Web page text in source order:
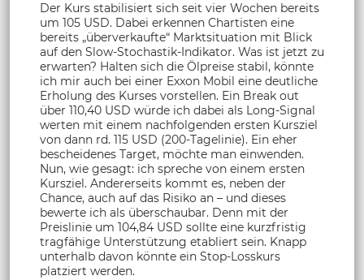
Der Kurs stabilisiert sich seit vier Wochen bereits
um 105 USD. Dabei erkennen Chartisten eine
bereits „überverkaufte“ Marktsituation mit Blick
auf den Slow-Stochastik-Indikator. Was ist jetzt zu
erwarten? Halten sich die Ölpreise stabil, könnte
ich mir auch bei einer Exxon Mobil eine deutliche
Erholung des Kurses vorstellen. Ein Break out
über 110,40 USD würde ich dabei als Long-Signal
werten mit einem nachfolgenden ersten Kursziel
von dann rd. 115 USD (200-Tagelinie). Ein eher
bescheidenes Target, möchte man einwenden.
Nun, wie gesagt: ich spreche von einem ersten
Kursziel. Andererseits kommt es, neben der
Chance, auch auf das Risiko an – und dieses
bewerte ich als überschaubar. Denn mit der
Preislinie um 104,84 USD sollte eine kurzfristig
tragfähige Unterstützung etabliert sein. Knapp
unterhalb davon könnte ein Stop-Losskurs
platziert werden.